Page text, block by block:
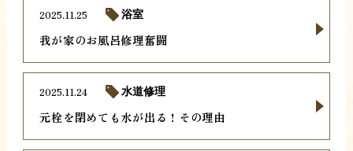
我が家のお風呂修理奮闘
2025.11.25 浴室
元栓を閉めても水が出る！その理由
2025.11.24 水道修理